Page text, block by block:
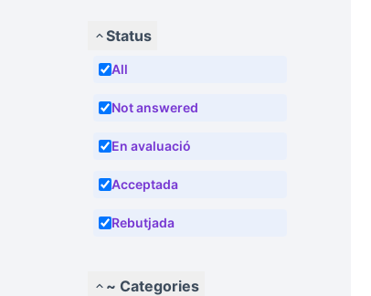
Status
All
Not answered
En avaluació
Acceptada
Rebutjada
~ Categories